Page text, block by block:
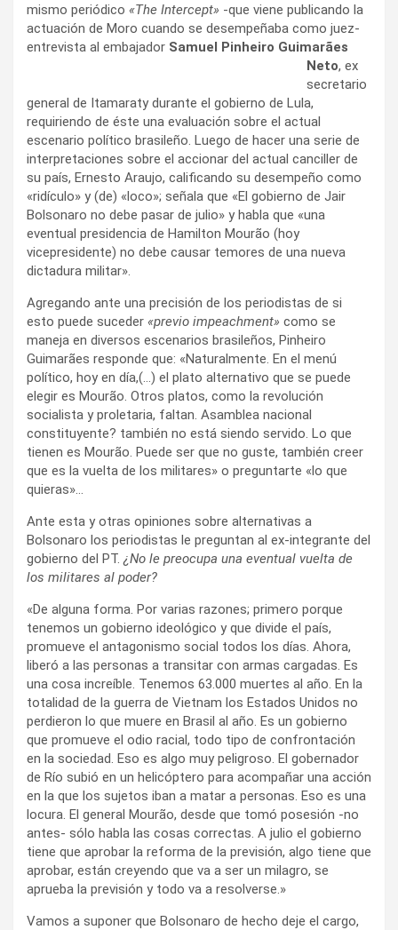
mismo periódico «The Intercept» -que viene publicando la
actuación de Moro cuando se desempeñaba como juez-
entrevista al embajador Samuel Pinheiro Guimarães
Neto, ex
secretario
general de Itamaraty durante el gobierno de Lula,
requiriendo de éste una evaluación sobre el actual
escenario político brasileño. Luego de hacer una serie de
interpretaciones sobre el accionar del actual canciller de
su país, Ernesto Araujo, calificando su desempeño como
«ridículo» y (de) «loco»; señala que «El gobierno de Jair
Bolsonaro no debe pasar de julio» y habla que «una
eventual presidencia de Hamilton Mourão (hoy
vicepresidente) no debe causar temores de una nueva
dictadura militar».
Agregando ante una precisión de los periodistas de si
esto puede suceder «previo impeachment» como se
maneja en diversos escenarios brasileños, Pinheiro
Guimarães responde que: «Naturalmente. En el menú
político, hoy en día,(…) el plato alternativo que se puede
elegir es Mourão. Otros platos, como la revolución
socialista y proletaria, faltan. Asamblea nacional
constituyente? también no está siendo servido. Lo que
tienen es Mourão. Puede ser que no guste, también creer
que es la vuelta de los militares» o preguntarte «lo que
quieras»…
Ante esta y otras opiniones sobre alternativas a
Bolsonaro los periodistas le preguntan al ex-integrante del
gobierno del PT. ¿No le preocupa una eventual vuelta de
los militares al poder?
«De alguna forma. Por varias razones; primero porque
tenemos un gobierno ideológico y que divide el país,
promueve el antagonismo social todos los días. Ahora,
liberó a las personas a transitar con armas cargadas. Es
una cosa increíble. Tenemos 63.000 muertes al año. En la
totalidad de la guerra de Vietnam los Estados Unidos no
perdieron lo que muere en Brasil al año. Es un gobierno
que promueve el odio racial, todo tipo de confrontación
en la sociedad. Eso es algo muy peligroso. El gobernador
de Río subió en un helicóptero para acompañar una acción
en la que los sujetos iban a matar a personas. Eso es una
locura. El general Mourão, desde que tomó posesión -no
antes- sólo habla las cosas correctas. A julio el gobierno
tiene que aprobar la reforma de la previsión, algo tiene que
aprobar, están creyendo que va a ser un milagro, se
aprueba la previsión y todo va a resolverse.»
Vamos a suponer que Bolsonaro de hecho deje el cargo,